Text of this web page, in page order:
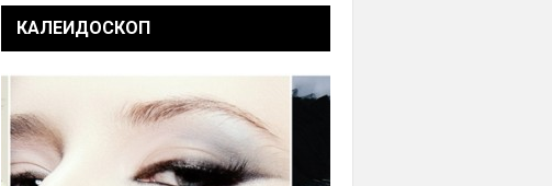
КАЛЕИДОСКОП